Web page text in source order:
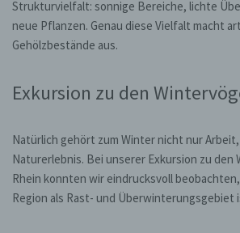
Strukturvielfalt: sonnige Bereiche, lichte
neue Pflanzen. Genau diese Vielfalt macht
Gehölzbestände aus.
Exkursion zu den
Natürlich gehört zum Winter nicht nur
Naturerlebnis. Bei unserer Exkursion zu den
Rhein konnten wir eindrucksvoll
Region als Rast- und Überwinterungsgebiet